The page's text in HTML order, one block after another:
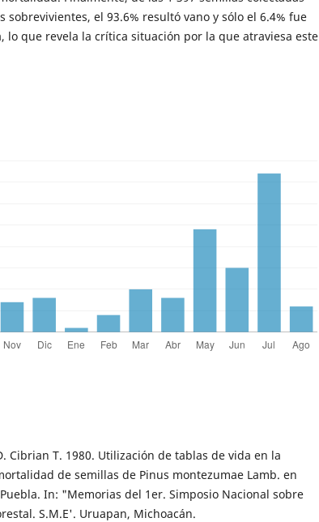
sobrevivientes, el 93.6% resultó vano y sólo el 6.4% fue
lo que revela la crítica situación por la que atraviesa este
Cibrian T. 1980. Utilización de tablas de vida en la
de semillas de Pinus montezumae Lamb. en
In: "Memorias del 1er. Simposio Nacional sobre
S.M.E'. Uruapan, Michoacán.